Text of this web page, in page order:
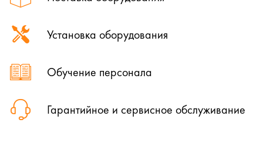
Установка оборудования
Обучение персонала
Гарантийное и сервисное обслуживание